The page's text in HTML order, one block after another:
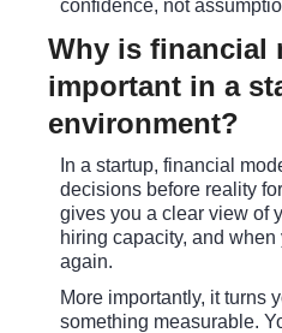
confidence, not
Why is financial
important in a
environment?
In a startup, financial
decisions before reality
gives you a clear view of
hiring capacity, and when
again.
More importantly, it turns
something measurable.